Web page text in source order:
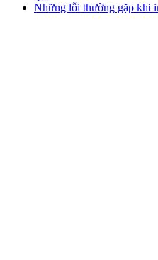
Những lỗi thường gặp khi